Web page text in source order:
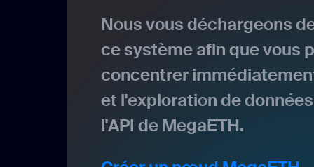
Nous vous déchargeons
ce système afin que vous
concentrer
et l'exploration de
l'API de MegaETH.